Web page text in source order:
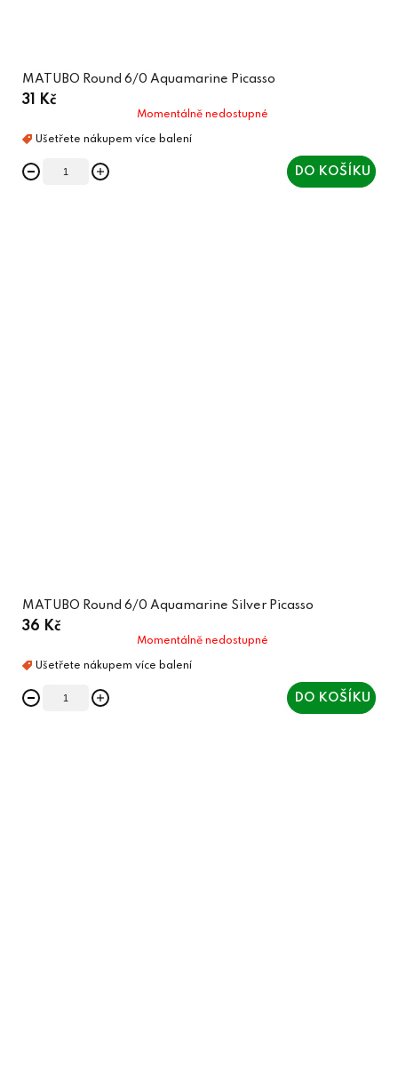
MATUBO Round 6/0 Aquamarine Picasso
31 Kč
Momentálně nedostupné
DO KOŠÍKU
MATUBO Round 6/0 Aquamarine Silver Picasso
36 Kč
Momentálně nedostupné
DO KOŠÍKU